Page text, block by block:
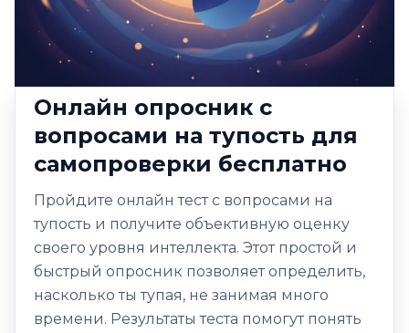
Онлайн опросник с
вопросами на тупость для
самопроверки бесплатно
Пройдите онлайн тест с вопросами на
тупость и получите объективную оценку
своего уровня интеллекта. Этот простой и
быстрый опросник позволяет определить,
насколько ты тупая, не занимая много
времени. Результаты теста помогут понять